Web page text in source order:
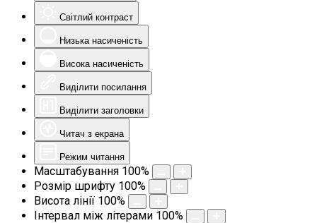
Світлий контраст
Низька насиченість
Висока насиченість
Виділити посилання
Виділити заголовки
Читач з екрана
Режим читання
Масштабування 100%
Розмір шрифту 100%
Висота лінії 100%
Інтервал між літерами 100%